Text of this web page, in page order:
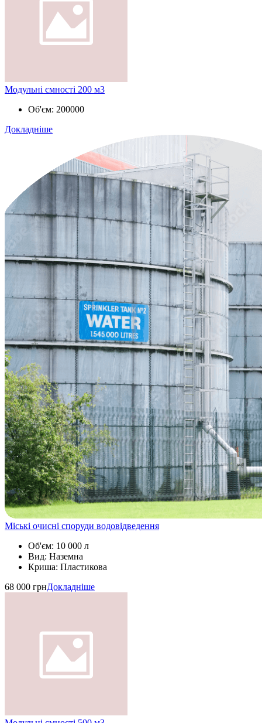
Модульні ємності 200 м3
Об'єм: 200000
Докладніше
Міські очисні споруди водовідведення
Об'єм: 10 000 л
Вид: Наземна
Криша: Пластикова
68 000 грнДокладніше